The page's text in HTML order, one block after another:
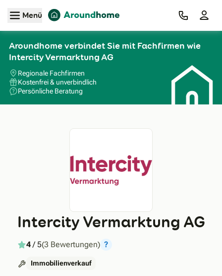
Zum Hauptinhalt
Menü
Aroundhome verbindet Sie mit Fachfirmen wie
Intercity Vermarktung AG
Regionale Fachfirmen
Kostenfrei & unverbindlich
Persönliche Beratung
Intercity Vermarktung AG
4/ 5(3 Bewertungen) ?
Immobilienverkauf